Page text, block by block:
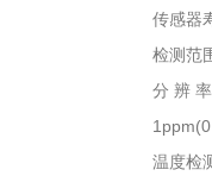
传感器寿
检测范围
分 辨 率
1ppm(0～
温度检测